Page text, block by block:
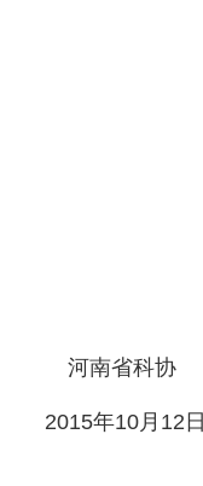
省科协
年10月12日